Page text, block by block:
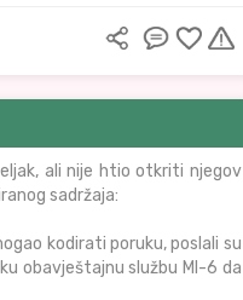
ali nije htio otkriti njegov
sadržaja:
kodirati poruku, poslali su
obavještajnu službu MI-6 da